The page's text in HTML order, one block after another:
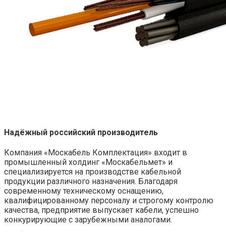
Надёжный российский производитель
Компания «Москабель Комплектация» входит в
промышленный холдинг «Москабельмет» и
специализируется на производстве кабельной
продукции различного назначения. Благодаря
современному техническому оснащению,
квалифицированному персоналу и строгому контролю
качества, предприятие выпускает кабели, успешно
конкурирующие с зарубежными аналогами.